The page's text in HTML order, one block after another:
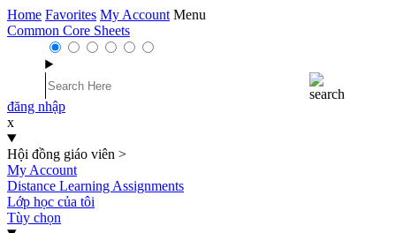
Home Favorites My Account Menu
Common Core Sheets
đăng nhập
x
Hội đồng giáo viên >
My Account
Distance Learning Assignments
Lớp học của tôi
Tùy chọn